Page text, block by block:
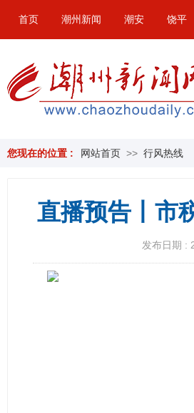
首页 潮州新闻 潮安 饶平
您现在的位置 : 网站首页 >> 行风热线
直播预告丨市
发布日期 :